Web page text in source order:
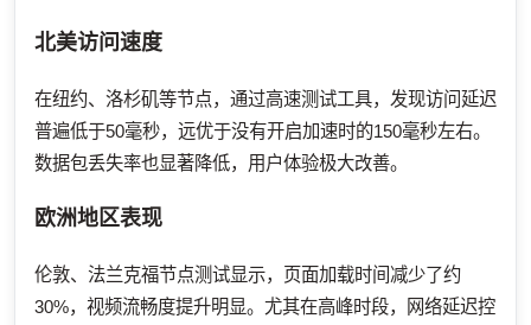
北美访问速度
在纽约、洛杉矶等节点，通过高速测试工具，发现访问延迟
普遍低于50毫秒，远优于没有开启加速时的150毫秒左右。
数据包丢失率也显著降低，用户体验极大改善。
欧洲地区表现
伦敦、法兰克福节点测试显示，页面加载时间减少了约
30%，视频流畅度提升明显。尤其在高峰时段，网络延迟控